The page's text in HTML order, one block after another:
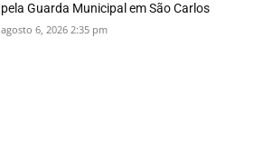
pela Guarda Municipal em São Carlos
agosto 6, 2026 2:35 pm